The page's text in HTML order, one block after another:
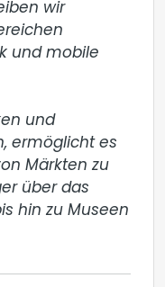
wir
und mobile
und
ermöglicht es
Märkten zu
über das
hin zu Museen